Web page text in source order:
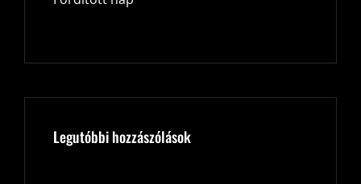
Legutóbbi hozzászólások